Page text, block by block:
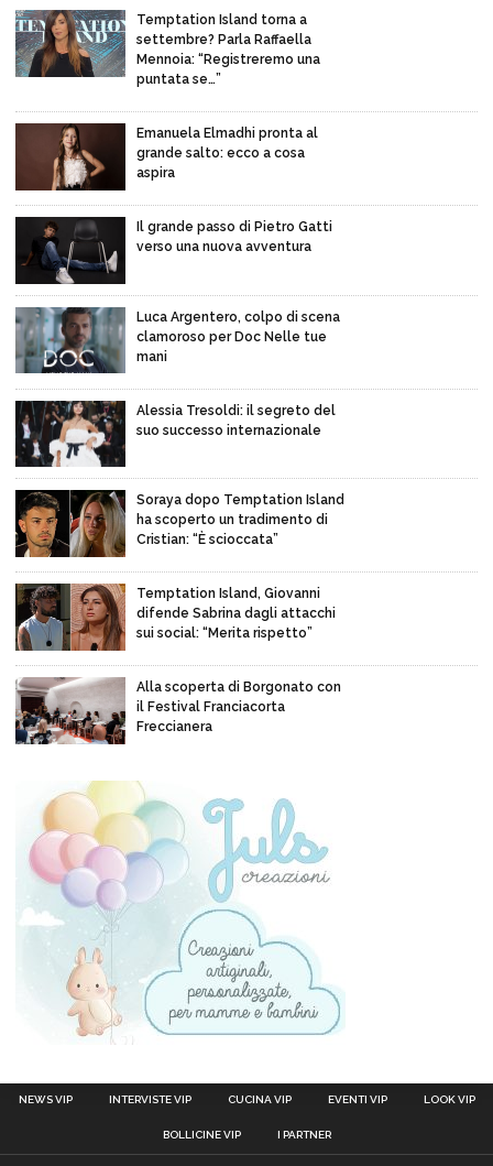
Temptation Island torna a
settembre? Parla Raffaella
Mennoia: “Registreremo una
puntata se…”
Emanuela Elmadhi pronta al
grande salto: ecco a cosa
aspira
Il grande passo di Pietro Gatti
verso una nuova avventura
Luca Argentero, colpo di scena
clamoroso per Doc Nelle tue
mani
Alessia Tresoldi: il segreto del
suo successo internazionale
Soraya dopo Temptation Island
ha scoperto un tradimento di
Cristian: “È scioccata”
Temptation Island, Giovanni
difende Sabrina dagli attacchi
sui social: “Merita rispetto”
Alla scoperta di Borgonato con
il Festival Franciacorta
Freccianera
NEWS VIP INTERVISTE VIP CUCINA VIP EVENTI VIP LOOK VIP
BOLLICINE VIP I PARTNER